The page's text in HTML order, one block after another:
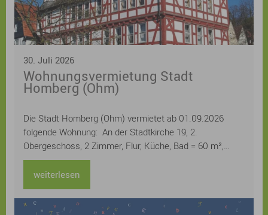
30. Juli 2026
Wohnungsvermietung Stadt
Homberg (Ohm)
Die Stadt Homberg (Ohm) vermietet ab 01.09.2026
folgende Wohnung: An der Stadtkirche 19, 2.
Obergeschoss, 2 Zimmer, Flur, Küche, Bad = 60 m²,
weiterlesen